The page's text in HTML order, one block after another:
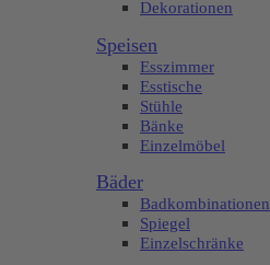
Dekorationen
Speisen
Esszimmer
Esstische
Stühle
Bänke
Einzelmöbel
Bäder
Badkombinationen
Spiegel
Einzelschränke